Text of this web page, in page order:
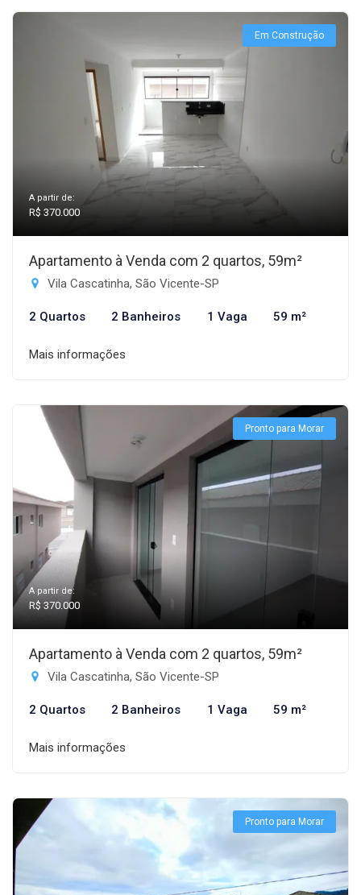
Em Construção
A partir de:
R$ 370.000
Apartamento à Venda com 2 quartos, 59m²
Vila Cascatinha, São Vicente-SP
2 Quartos 2 Banheiros 1 Vaga 59 m²
Mais informações
Pronto para Morar
A partir de:
R$ 370.000
Apartamento à Venda com 2 quartos, 59m²
Vila Cascatinha, São Vicente-SP
2 Quartos 2 Banheiros 1 Vaga 59 m²
Mais informações
Pronto para Morar